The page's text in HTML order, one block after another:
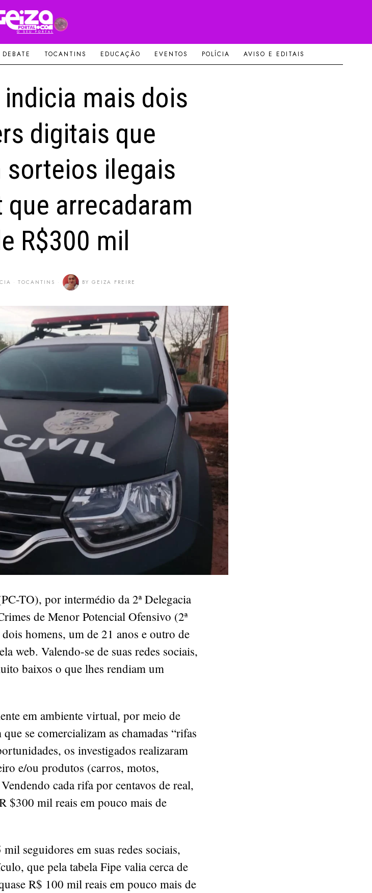
TOCANTINS EDUCAÇÃO EVENTOS POLÍCIA AVISO E EDITAIS
mais dois
digitais que
sorteios ilegais
arrecadaram
R$300 mil
· TOCANTINS BY GEIZA FREIRE
TO), por intermédio da 2ª Delegacia
de Menor Potencial Ofensivo (2ª
homens, um de 21 anos e outro de
web. Valendo-se de suas redes sociais,
baixos o que lhes rendiam um
em ambiente virtual, por meio de
se comercializam as chamadas “rifas
os investigados realizaram
e/ou produtos (carros, motos,
cada rifa por centavos de real,
$300 mil reais em pouco mais de
seguidores em suas redes sociais,
que pela tabela Fipe valia cerca de
R$ 100 mil reais em pouco mais de